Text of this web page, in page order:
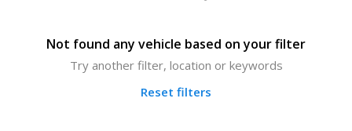
Not found any vehicle based on your filter
Try another filter, location or keywords
Reset filters